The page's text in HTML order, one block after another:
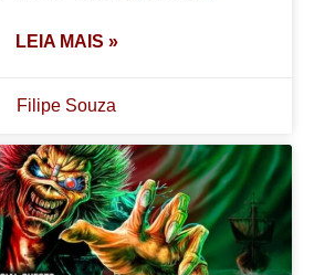
LEIA MAIS »
Filipe Souza